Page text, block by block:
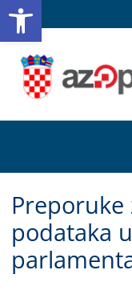
podataka